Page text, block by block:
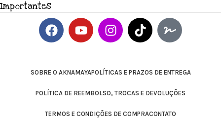
Importantes
SOBRE O AKNAMAYAPOLÍTICAS E PRAZOS DE ENTREGA
POLÍTICA DE REEMBOLSO, TROCAS E DEVOLUÇÕES
TERMOS E CONDIÇÕES DE COMPRACONTATO